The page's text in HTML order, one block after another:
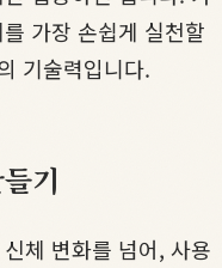
가장 손쉽게 실천할
기술력입니다.
기
체 변화를 넘어, 사용